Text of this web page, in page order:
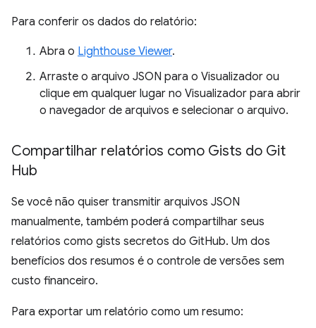
Para conferir os dados do relatório:
Abra o Lighthouse Viewer.
Arraste o arquivo JSON para o Visualizador ou
clique em qualquer lugar no Visualizador para abrir
o navegador de arquivos e selecionar o arquivo.
Compartilhar relatórios como Gists do Git
Hub
Se você não quiser transmitir arquivos JSON
manualmente, também poderá compartilhar seus
relatórios como gists secretos do GitHub. Um dos
benefícios dos resumos é o controle de versões sem
custo financeiro.
Para exportar um relatório como um resumo: